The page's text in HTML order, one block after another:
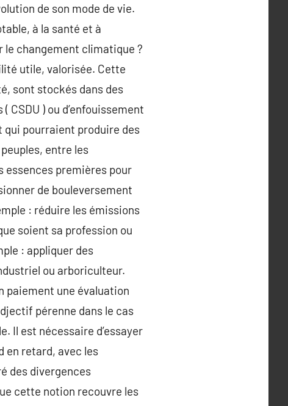
de son mode de vie.
à la santé et à
le changement climatique ?
utile, valorisée. Cette
sont stockés dans des
) ou d’enfouissement
qui pourraient produire des
entre les
essences premières pour
de bouleversement
: réduire les émissions
soient sa profession ou
: appliquer des
ou arboriculteur.
paiement une évaluation
pérenne dans le cas
Il est nécessaire d’essayer
en retard, avec les
des divergences
cette notion recouvre les